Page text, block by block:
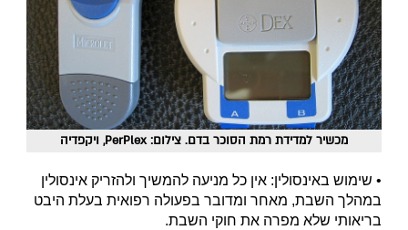
מכשיר למדידת רמת הסוכר בדם. צילום: PerPlex, ויקפדיה
• שימוש באינסולין: אין כל מניעה להמשיך ולהזריק אינסולין
במהלך השבת, מאחר ומדובר בפעולה רפואית בעלת היבט
בריאותי שלא מפרה את חוקי השבת.